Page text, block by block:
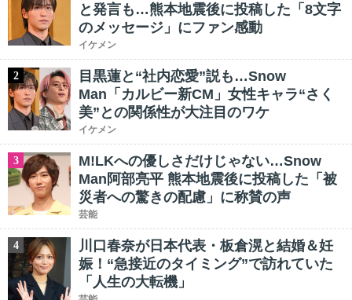
と発言も…熊本地震後に投稿した「8文字
のメッセージ」にファン感動
イケメン
2
目黒蓮と“社内恋愛”説も…Snow
Man「カルビー新CM」女性キャラ“さく
美”との関係性が大注目のワケ
イケメン
3
M!LKへの優しさだけじゃない…Snow
Man阿部亮平 熊本地震後に投稿した「被
災者への驚きの配慮」に称賛の声
芸能
4
川口春奈が日本代表・板倉滉と結婚＆妊
娠！“急接近のタイミング”で訪れていた
「人生の大転機」